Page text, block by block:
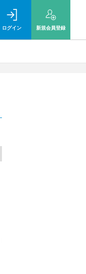
ログイン 新規会員登録